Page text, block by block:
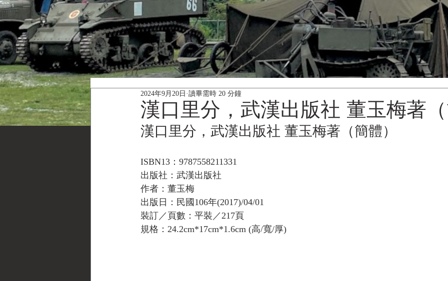
漢口里分，武漢出版社 董玉梅著
2024年9月20日 讀畢需時 20 分鐘
漢口里分，武漢出版社 董玉梅著（簡體）
ISBN13：9787558211331
出版社：武漢出版社
作者：董玉梅
出版日：民國106年(2017)/04/01
裝訂／頁數：平裝／217頁
規格：24.2cm*17cm*1.6cm (高/寬/厚)